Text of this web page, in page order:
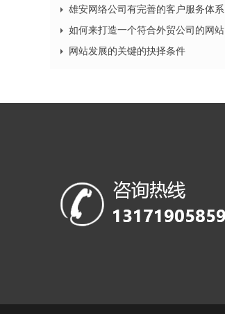
雄安网络公司有完善的客户服务体系
如何来打造一个符合外贸公司的网站
网站发展的关键的抉择条件